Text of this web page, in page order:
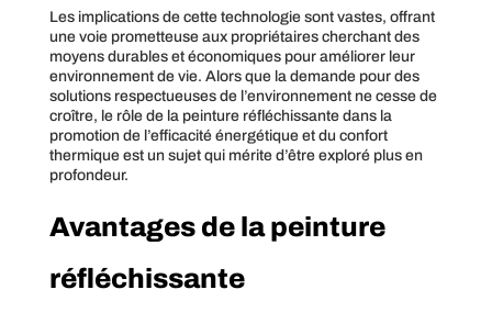
Les implications de cette technologie sont vastes, offrant
une voie prometteuse aux propriétaires cherchant des
moyens durables et économiques pour améliorer leur
environnement de vie. Alors que la demande pour des
solutions respectueuses de l’environnement ne cesse de
croître, le rôle de la peinture réfléchissante dans la
promotion de l’efficacité énergétique et du confort
thermique est un sujet qui mérite d’être exploré plus en
profondeur.
Avantages de la peinture
réfléchissante